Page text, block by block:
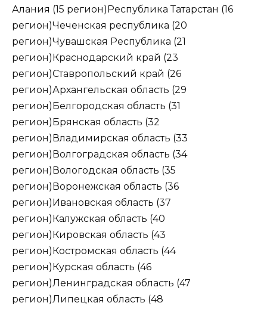
Алания (15 регион)Республика Татарстан (16
регион)Чеченская республика (20
регион)Чувашская Республика (21
регион)Краснодарский край (23
регион)Ставропольский край (26
регион)Архангельская область (29
регион)Белгородская область (31
регион)Брянская область (32
регион)Владимирская область (33
регион)Волгоградская область (34
регион)Вологодская область (35
регион)Воронежская область (36
регион)Ивановская область (37
регион)Калужская область (40
регион)Кировская область (43
регион)Костромская область (44
регион)Курская область (46
регион)Ленинградская область (47
регион)Липецкая область (48